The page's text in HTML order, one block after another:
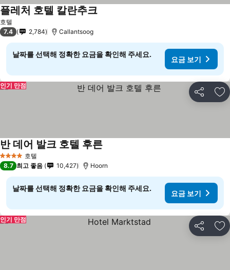
호텔
플레처 호텔 칼란추크
7.4 2,784 Callantsoog
날짜를 선택해 정확한 요금을 확인해 주세요.
요금 보기
공유 즐
인기 만점
4 성급 호텔
반 데어 발크 호텔 후른
8.7 최고 좋음 10,427 Hoorn
날짜를 선택해 정확한 요금을 확인해 주세요.
요금 보기
공유 즐
인기 만점